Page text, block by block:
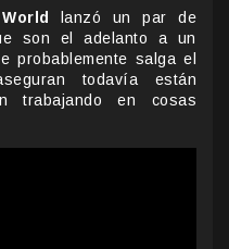
lanzó un par de
son el adelanto a un
probablemente salga el
todavía están
trabajando en cosas